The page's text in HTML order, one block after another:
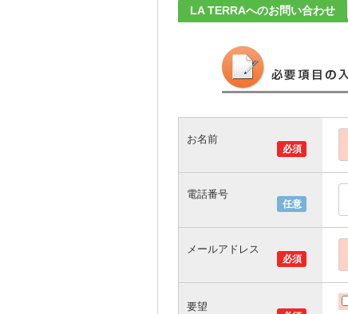
LA TERRAへのお問い合わせ
必須
お名前
任意
電話番号
必須
メールアドレス
要望